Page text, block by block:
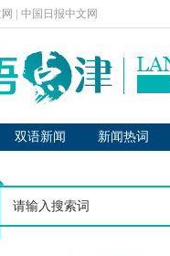
中国日报中文网
双语新闻 新闻热词